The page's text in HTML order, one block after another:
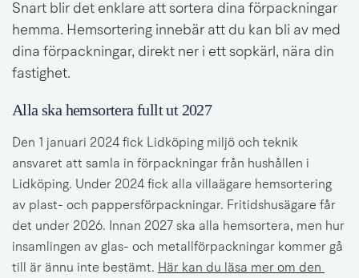
Snart blir det enklare att sortera dina förpackningar
hemma. Hemsortering innebär att du kan bli av med
dina förpackningar, direkt ner i ett sopkärl, nära din
fastighet.
Alla ska hemsortera fullt ut 2027
Den 1 januari 2024 fick Lidköping miljö och teknik
ansvaret att samla in förpackningar från hushållen i
Lidköping. Under 2024 fick alla villaägare hemsortering
av plast- och pappersförpackningar. Fritidshusägare får
det under 2026. Innan 2027 ska alla hemsortera, men hur
insamlingen av glas- och metallförpackningar kommer gå
till är ännu inte bestämt. Här kan du läsa mer om den